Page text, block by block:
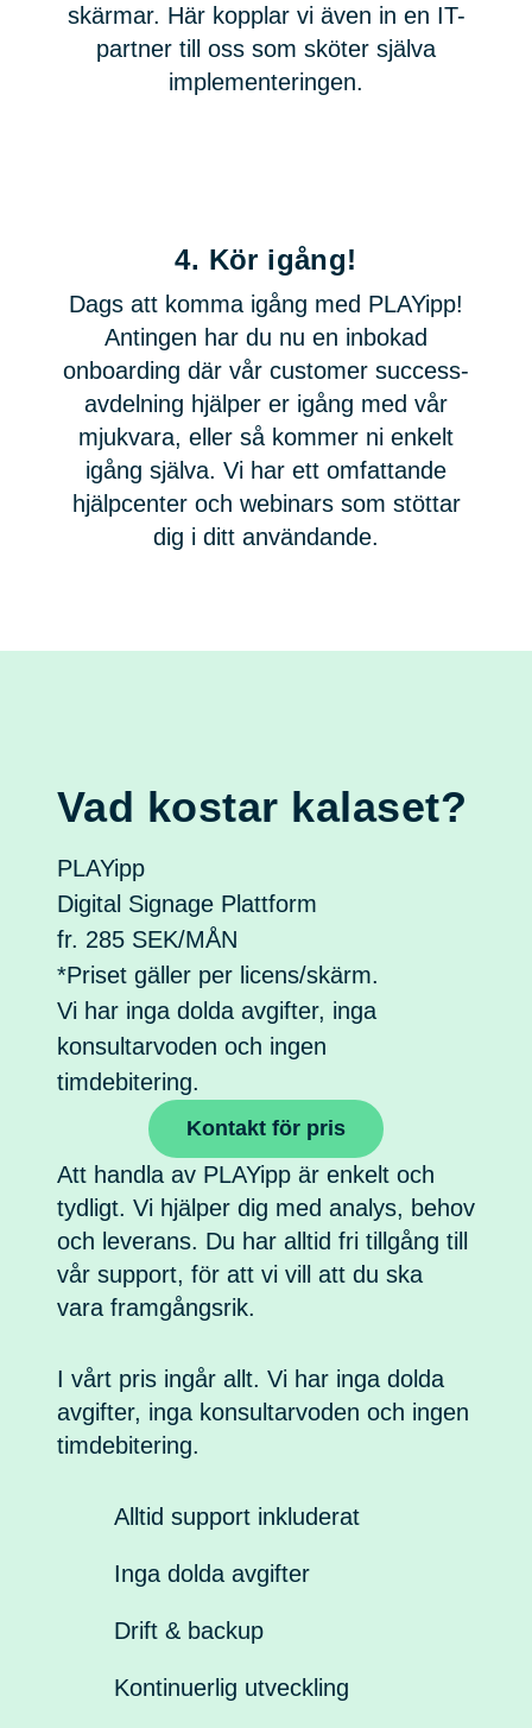
skärmar. Här kopplar vi även in en IT-
partner till oss som sköter själva
implementeringen.
4. Kör igång!
Dags att komma igång med PLAYipp!
Antingen har du nu en inbokad
onboarding där vår customer success-
avdelning hjälper er igång med vår
mjukvara, eller så kommer ni enkelt
igång själva. Vi har ett omfattande
hjälpcenter och webinars som stöttar
dig i ditt användande.
Att handla av PLAYipp är enkelt och
tydligt. Vi hjälper dig med analys, behov
och leverans. Du har alltid fri tillgång till
vår support, för att vi vill att du ska
vara framgångsrik.
I vårt pris ingår allt. Vi har inga dolda
avgifter, inga konsultarvoden och ingen
timdebitering.
Alltid support inkluderat
Inga dolda avgifter
Drift & backup
Kontinuerlig utveckling
Vad kostar kalaset?
PLAYipp
Digital Signage Plattform
fr. 285 SEK/MÅN
*Priset gäller per licens/skärm.
Vi har inga dolda avgifter, inga
konsultarvoden och ingen
timdebitering.
Kontakt för pris